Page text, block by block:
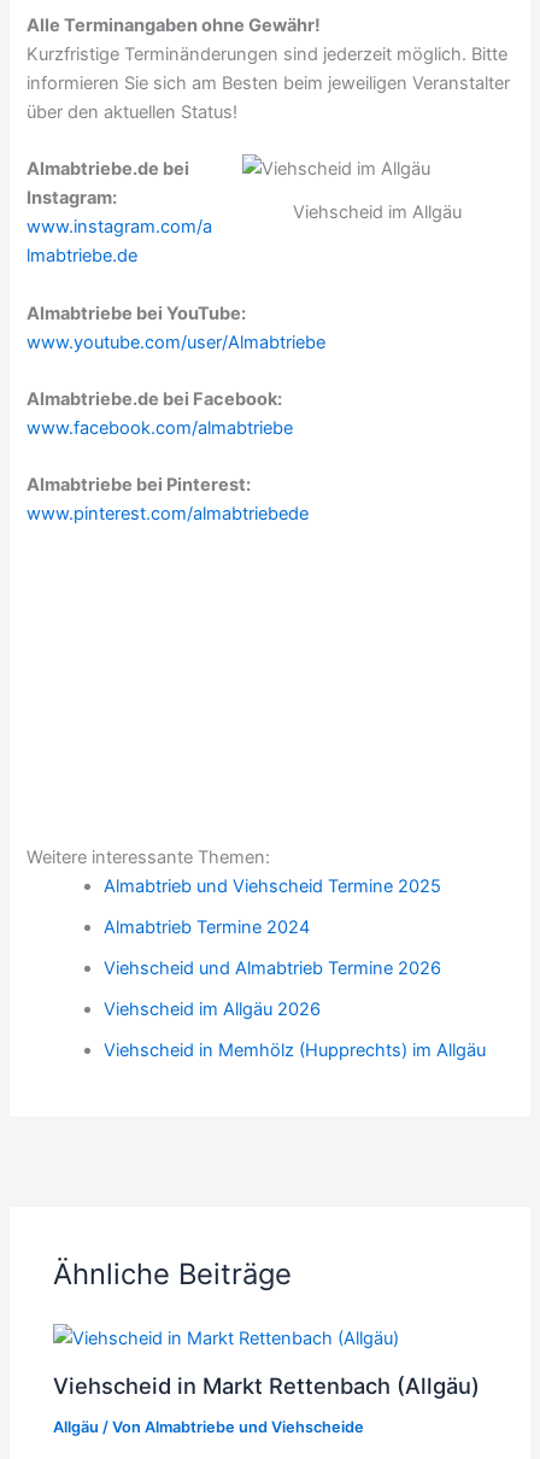
Alle Terminangaben ohne Gewähr!
Kurzfristige Terminänderungen sind jederzeit möglich. Bitte
informieren Sie sich am Besten beim jeweiligen Veranstalter
über den aktuellen Status!
Viehscheid im Allgäu
Almabtriebe.de bei
Instagram:
www.instagram.com/a
lmabtriebe.de
Almabtriebe bei YouTube:
www.youtube.com/user/Almabtriebe
Almabtriebe.de bei Facebook:
www.facebook.com/almabtriebe
Almabtriebe bei Pinterest:
www.pinterest.com/almabtriebede
Weitere interessante Themen:
Almabtrieb und Viehscheid Termine 2025
Almabtrieb Termine 2024
Viehscheid und Almabtrieb Termine 2026
Viehscheid im Allgäu 2026
Viehscheid in Memhölz (Hupprechts) im Allgäu
Ähnliche Beiträge
Viehscheid in Markt Rettenbach (Allgäu)
Allgäu / VonAlmabtriebe und Viehscheide